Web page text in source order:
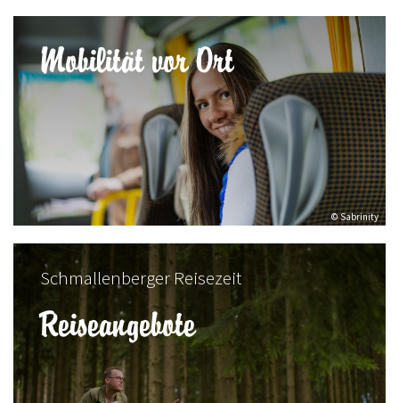
© Sabrinity
Mobilität vor Ort
Reiseangebote
Schmallenberger Reisezeit